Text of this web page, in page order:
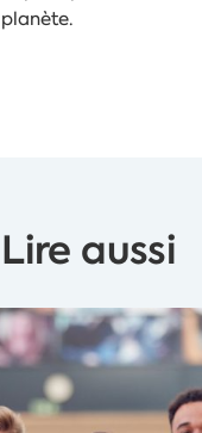
planète.
Lire aussi